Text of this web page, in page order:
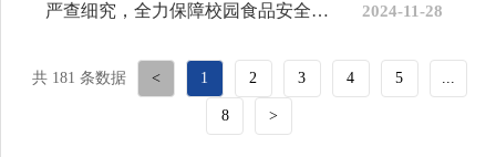
严查细究，全力保障校园食品安全——双石铺市场监督管理所开展校园... 2024-11-28
共 181 条数据 < 1 2 3 4 5 ...
8 >